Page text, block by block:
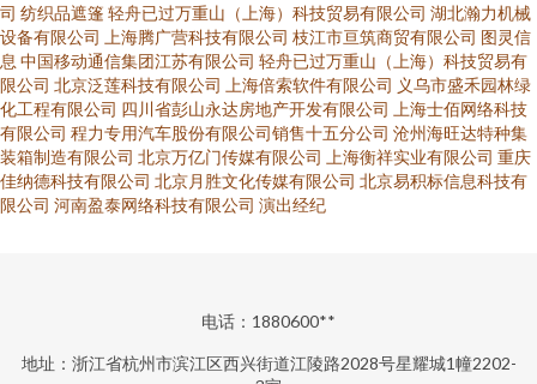
司 纺织品遮篷 轻舟已过万重山（上海）科技贸易有限公司 湖北瀚力机械
设备有限公司
上海腾广营科技有限公司 枝江市亘筑商贸有限公司 图灵信
息 中国移动通信集团江苏有限公司 轻舟已过万重山（上海）科技贸易有
限公司 北京泛莲科技有限公司 上海倍索软件有限公司 义乌市盛禾园林绿
化工程有限公司 四川省彭山永达房地产开发有限公司
上海士佰网络科技
有限公司 程力专用汽车股份有限公司销售十五分公司 沧州海旺达特种集
装箱制造有限公司 北京万亿门传媒有限公司 上海衡祥实业有限公司 重庆
佳纳德科技有限公司 北京月胜文化传媒有限公司 北京易积标信息科技有
限公司 河南盈泰网络科技有限公司 演出经纪
电话：1880600**
地址：浙江省杭州市滨江区西兴街道江陵路2028号星耀城1幢2202-